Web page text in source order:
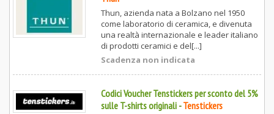
Thun, azienda nata a Bolzano nel 1950
come laboratorio di ceramica, e divenuta
una realtà internazionale e leader italiano
di prodotti ceramici e del[...]
Scadenza non indicata
Codici Voucher Tenstickers per sconto del 5%
sulle T-shirts originali -Tenstickers